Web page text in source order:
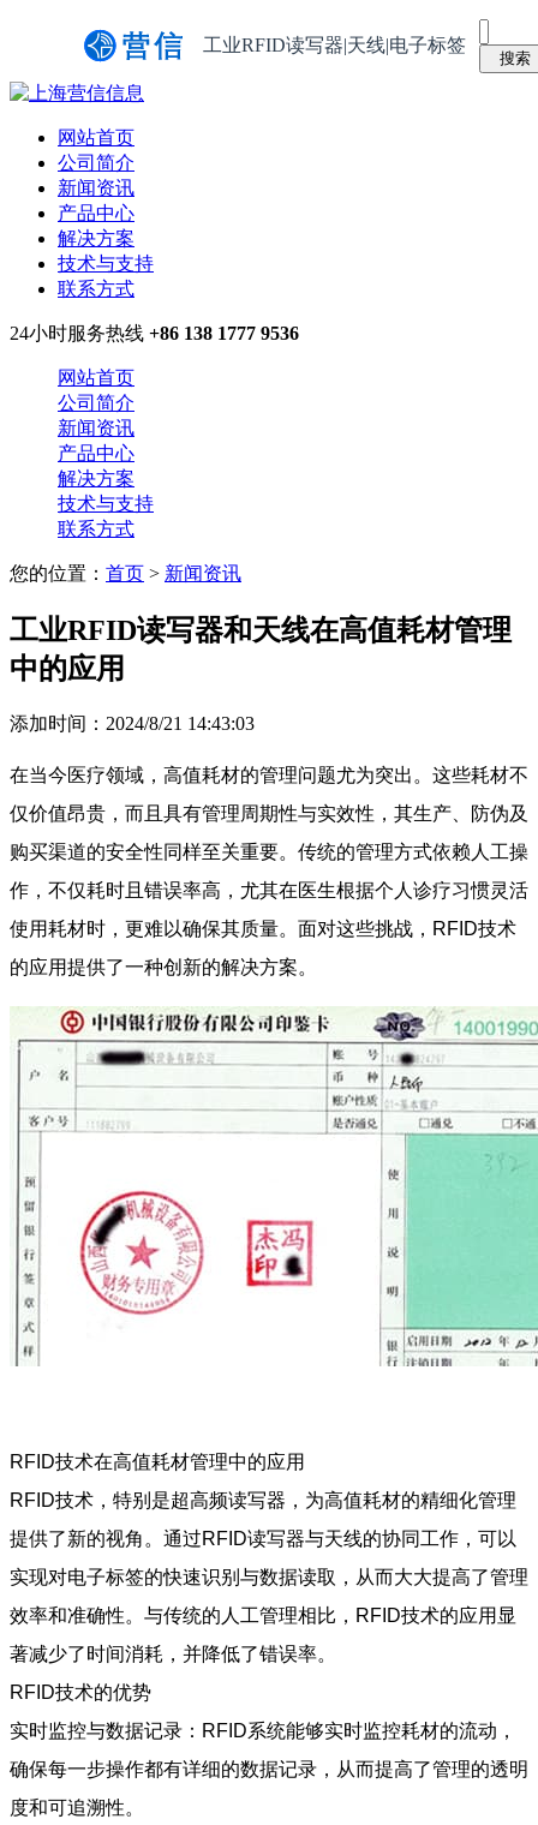
工业RFID读写器|天线|电子标签
网站首页
公司简介
新闻资讯
产品中心
解决方案
技术与支持
联系方式
24小时服务热线 +86 138 1777 9536
网站首页
公司简介
新闻资讯
产品中心
解决方案
技术与支持
联系方式
您的位置： 首页 > 新闻资讯
工业RFID读写器和天线在高值耗材管理
中的应用
添加时间：2024/8/21 14:43:03
在当今医疗领域，高值耗材的管理问题尤为突出。这些耗材不
仅价值昂贵，而且具有管理周期性与实效性，其生产、防伪及
购买渠道的安全性同样至关重要。传统的管理方式依赖人工操
作，不仅耗时且错误率高，尤其在医生根据个人诊疗习惯灵活
使用耗材时，更难以确保其质量。面对这些挑战，RFID技术
的应用提供了一种创新的解决方案。
RFID技术在高值耗材管理中的应用
RFID技术，特别是超高频读写器，为高值耗材的精细化管理
提供了新的视角。通过RFID读写器与天线的协同工作，可以
实现对电子标签的快速识别与数据读取，从而大大提高了管理
效率和准确性。与传统的人工管理相比，RFID技术的应用显
著减少了时间消耗，并降低了错误率。
RFID技术的优势
实时监控与数据记录：RFID系统能够实时监控耗材的流动，
确保每一步操作都有详细的数据记录，从而提高了管理的透明
度和可追溯性。